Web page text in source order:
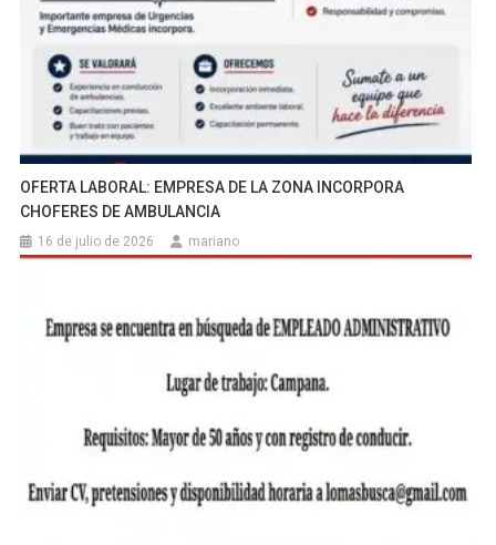
OFERTA LABORAL: EMPRESA DE LA ZONA INCORPORA
CHOFERES DE AMBULANCIA
16 de julio de 2026 mariano